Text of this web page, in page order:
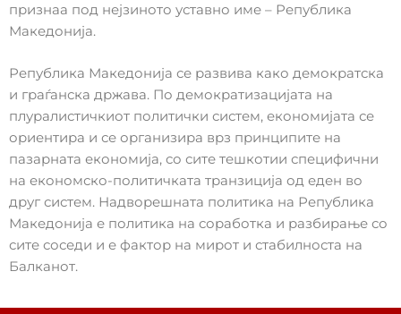
признаа под нејзиното уставно име – Република
Македонија.
Република Македонија се развива како демократска
и граѓанска држава. По демократизацијата на
плуралистичкиот политички систем, економијата се
ориентира и се организира врз принципите на
пазарната економија, со сите тешкотии специфични
на економско-политичката транзиција од еден во
друг систем. Надворешната политика на Република
Македонија е политика на соработка и разбирање со
сите соседи и е фактор на мирот и стабилноста на
Балканот.